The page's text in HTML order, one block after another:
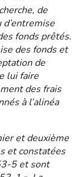
de
fonds prêtés.
des fonds et
de
lui faire
des frais
à l’alinéa
et deuxième
et constatées
5 et sont